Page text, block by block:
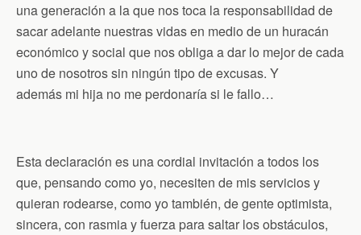
una generación a la que nos toca la responsabilidad de
sacar adelante nuestras vidas en medio de un huracán
económico y social que nos obliga a dar lo mejor de cada
uno de nosotros sin ningún tipo de excusas. Y
además mi hija no me perdonaría si le fallo…
Esta declaración es una cordial invitación a todos los
que, pensando como yo, necesiten de mis servicios y
quieran rodearse, como yo también, de gente optimista,
sincera, con rasmia y fuerza para saltar los obstáculos,